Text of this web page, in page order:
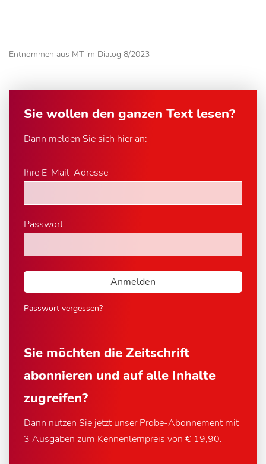
Entnommen aus MT im Dialog 8/2023
Sie wollen den ganzen Text lesen?
Dann melden Sie sich hier an:
Ihre E-Mail-Adresse
Passwort:
Passwort vergessen?
Sie möchten die Zeitschrift
abonnieren und auf alle Inhalte
zugreifen?
Dann nutzen Sie jetzt unser Probe-Abonnement mit
3 Ausgaben zum Kennenlernpreis von € 19,90.